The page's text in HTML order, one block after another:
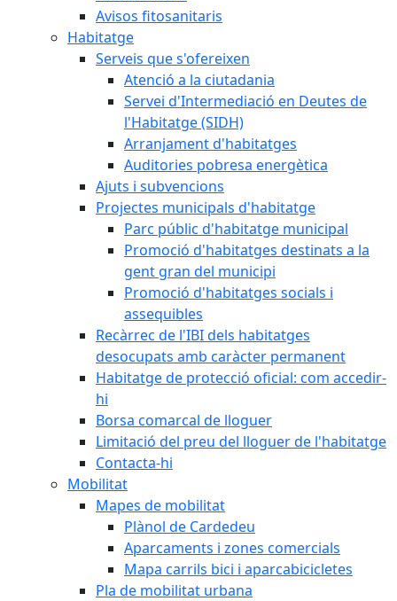
Avisos fitosanitaris
Habitatge
Serveis que s'ofereixen
Atenció a la ciutadania
Servei d'Intermediació en Deutes de
l'Habitatge (SIDH)
Arranjament d'habitatges
Auditories pobresa energètica
Ajuts i subvencions
Projectes municipals d'habitatge
Parc públic d'habitatge municipal
Promoció d'habitatges destinats a la
gent gran del municipi
Promoció d'habitatges socials i
assequibles
Recàrrec de l'IBI dels habitatges
desocupats amb caràcter permanent
Habitatge de protecció oficial: com accedir-
hi
Borsa comarcal de lloguer
Limitació del preu del lloguer de l'habitatge
Contacta-hi
Mobilitat
Mapes de mobilitat
Plànol de Cardedeu
Aparcaments i zones comercials
Mapa carrils bici i aparcabicicletes
Pla de mobilitat urbana